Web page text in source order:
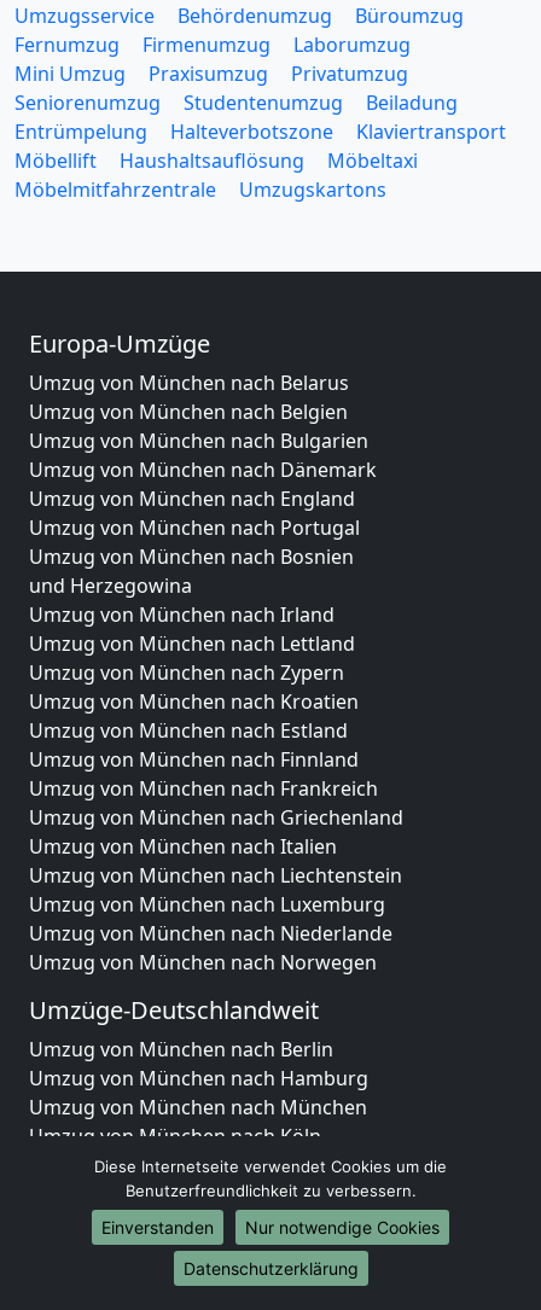
Umzugsservice Behördenumzug
Büroumzug
Fernumzug
Firmenumzug
Laborumzug
Mini Umzug
Praxisumzug
Privatumzug
Seniorenumzug
Studentenumzug
Beiladung
Entrümpelung
Halteverbotszone
Klaviertransport
Möbellift
Haushaltsauflösung
Möbeltaxi
Möbelmitfahrzentrale
Umzugskartons
Europa-Umzüge
Umzug von München nach Belarus
Umzug von München nach Belgien
Umzug von München nach Bulgarien
Umzug von München nach Dänemark
Umzug von München nach England
Umzug von München nach Portugal
Umzug von München nach Bosnien
und Herzegowina
Umzug von München nach Irland
Umzug von München nach Lettland
Umzug von München nach Zypern
Umzug von München nach Kroatien
Umzug von München nach Estland
Umzug von München nach Finnland
Umzug von München nach Frankreich
Umzug von München nach Griechenland
Umzug von München nach Italien
Umzug von München nach Liechtenstein
Umzug von München nach Luxemburg
Umzug von München nach Niederlande
Umzug von München nach Norwegen
Umzüge-Deutschlandweit
Umzug von München nach Berlin
Umzug von München nach Hamburg
Umzug von München nach München
Umzug von München nach Köln
Umzug von München nach Frankfurt am Main
Umzug von München nach Stuttgart
Umzug von München nach Düsseldorf
Umzug von München nach Leipzig
Umzug von München nach Dortmund
Diese Internetseite verwendet Cookies um die
Benutzerfreundlichkeit zu verbessern.
Einverstanden
Nur notwendige Cookies
Datenschutzerklärung